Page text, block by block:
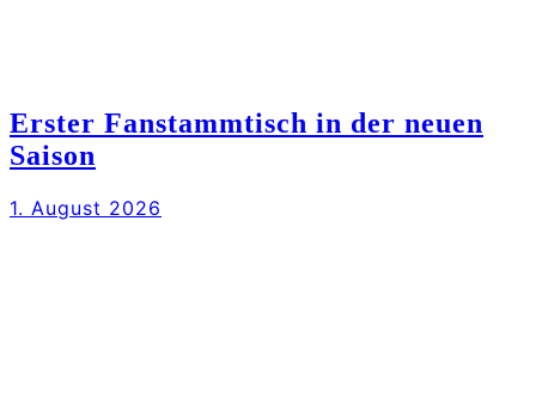
Erster Fanstammtisch in der neuen
Saison
1. August 2026